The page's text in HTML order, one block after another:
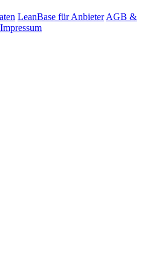
LeanBase für Anbieter AGB &
Impressum